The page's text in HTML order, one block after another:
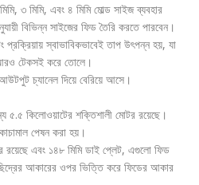
৩ মিমি, এবং ৪ মিমি মোল্ড সাইজ ব্যবহার
বিভিন্ন সাইজের ফিড তৈরি করতে পারবেন।
প্রক্রিয়ায় স্বাভাবিকভাবেই তাপ উৎপন্ন হয়, যা
টেকসই করে তোলে।
চ্যানেল দিয়ে বেরিয়ে আসে।
৫.৫ কিলোওয়াটের শক্তিশালী মোটর রয়েছে।
পেষন করা হয়।
রয়েছে এবং ১৪৮ মিমি ডাই প্লেট, এগুলো ফিড
আকারের ওপর ভিত্তি করে ফিডের আকার